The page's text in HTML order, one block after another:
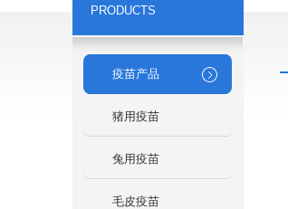
PRODUCTS
疫苗产品
猪用疫苗
兔用疫苗
毛皮疫苗